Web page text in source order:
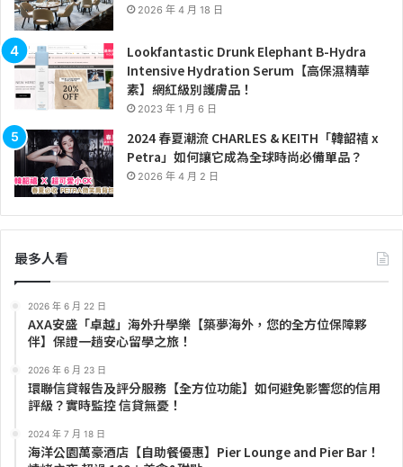
2026 年 4 月 18 日
Lookfantastic Drunk Elephant B-Hydra
Intensive Hydration Serum【高保濕精華
素】網紅級別護膚品！
2023 年 1 月 6 日
2024 春夏潮流 CHARLES & KEITH「韓韶禧 x
Petra」如何讓它成為全球時尚必備單品？
2026 年 4 月 2 日
最多人看
2026 年 6 月 22 日
AXA安盛「卓越」海外升學樂【築夢海外，您的全方位保障夥
伴】保證一趟安心留學之旅！
2026 年 6 月 23 日
環聯信貸報告及評分服務【全方位功能】如何避免影響您的信用
評級？實時監控 信貸無憂！
2024 年 7 月 18 日
海洋公園萬豪酒店【自助餐優惠】Pier Lounge and Pier Bar！